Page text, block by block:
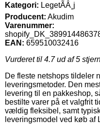
Kategori: LegetÃÂ¸j
Producent: Akudim
Varenummer:
EAN: 659510032416
Vurderet til 4.7ud af 5
De fleste netshops tildeler
leveringsmetoder. Den
levering til en pakkeshop,
bestilte varer på et valgfrit
vældig fleksibel, samt
leveringsmodel ved køb af